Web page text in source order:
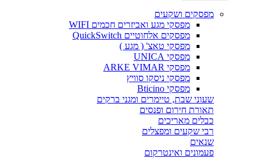
מפסקים ושקעים
מפסקי מגע ואביזרים חכמים WIFI
מפסקים אלחוטיים QuickSwitch
מפסקי טאצ' ( מגע )
מפסקי UNICA
מפסקי ARKE VIMAR
מפסקי ניסקו סוויץ
מפסקי Bticino
שעוני שבת, טיימרים ומגני ברקים
תאורת חירום ופנסים
כבלים מאריכים
רבי שקעים ומפצלים
שנאים
פעמונים ואינטרקום